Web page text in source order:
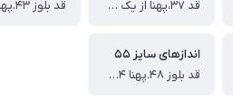
قد ۳۷،پهنا از یک طرف۲۷، ، قدآستین۳۱،قدشلوار ۵۰ سانت
اندازهای سایز ۵۵
قد بلوز ۴۸.پهنا ۳۴.قد آستین از دوخت سرشانه۴۳.قد شلوار